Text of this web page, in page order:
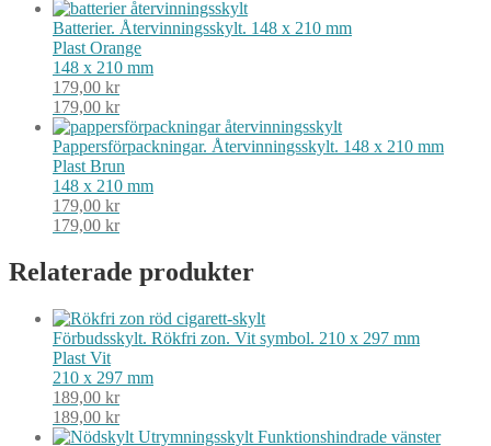
Batterier. Återvinningsskylt. 148 x 210 mm
Plast Orange
148 x 210 mm
179,00 kr
179,00 kr
Pappersförpackningar. Återvinningsskylt. 148 x 210 mm
Plast Brun
148 x 210 mm
179,00 kr
179,00 kr
Relaterade produkter
Förbudsskylt. Rökfri zon. Vit symbol. 210 x 297 mm
Plast Vit
210 x 297 mm
189,00 kr
189,00 kr